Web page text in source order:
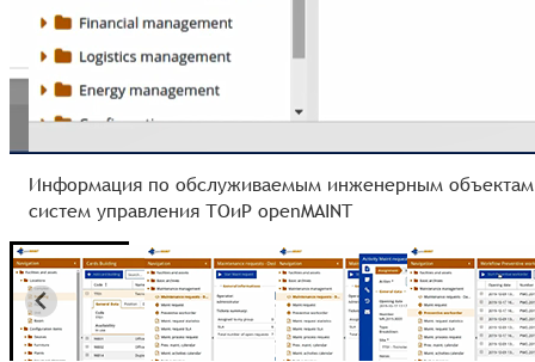
Информация по обслуживаемым инженерным
систем управления ТОиР openMAINT